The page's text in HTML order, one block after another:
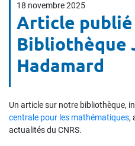
18 novembre 2025
Article publié
Bibliothèque
Hadamard
Un article sur notre bibliothèque,
centrale pour les mathématiques,
actualités du CNRS.